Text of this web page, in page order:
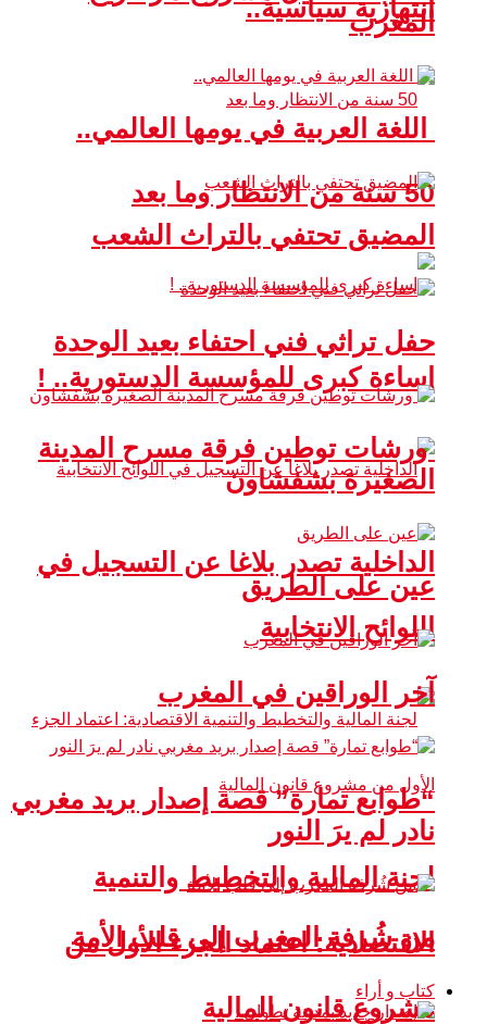
انتهازية سياسية..
50 سنة من الانتظار وما بعد
إساءة كبرى للمؤسسة الدستورية.. !
الداخلية تصدر بلاغا عن التسجيل في
اللوائح الانتخابية
لجنة المالية والتخطيط والتنمية
الاقتصادية: اعتماد الجزء الأول من
مشروع قانون المالية
المغرب
اللغة العربية في يومها العالمي..
المضيق تحتفي بالتراث الشعب
حفل تراثي فني احتفاء بعيد الوحدة
ورشات توطين فرقة مسرح المدينة
الصغيرة بشفشاون
عين على الطريق
آخر الوراقين في المغرب
“طوابع تمارة” قصة إصدار بريد مغربي
نادر لم يرَ النور
من شُرفة المغرب إلى قلب الأمة
كتاب و أراء